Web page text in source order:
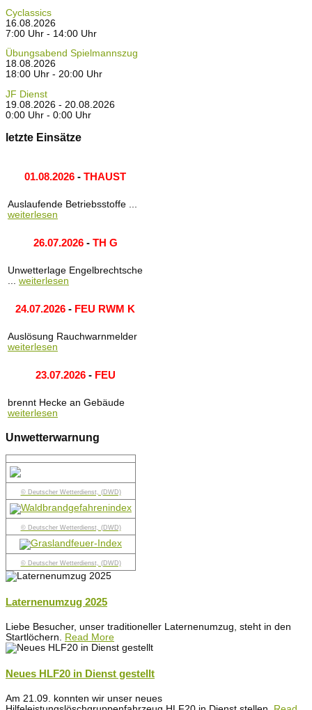
Cyclassics
16.08.2026
7:00 Uhr - 14:00 Uhr
Übungsabend Spielmannszug
18.08.2026
18:00 Uhr - 20:00 Uhr
JF Dienst
19.08.2026 - 20.08.2026
0:00 Uhr - 0:00 Uhr
letzte Einsätze
01.08.2026 - THAUST
Auslaufende Betriebsstoffe ...
weiterlesen
26.07.2026- TH G
Unwetterlage Engelbrechtsche
... weiterlesen
24.07.2026 - FEU RWM K
Auslösung Rauchwarnmelder
weiterlesen
23.07.2026- FEU
brennt Hecke an Gebäude
weiterlesen
Unwetterwarnung
© Deutscher Wetterdienst, (DWD)
© Deutscher Wetterdienst, (DWD)
© Deutscher Wetterdienst, (DWD)
Laternenumzug 2025
Liebe Besucher, unser traditioneller Laternenumzug, steht in den
Startlöchern. Read More
Neues HLF20 in Dienst gestellt
Am 21.09. konnten wir unser neues